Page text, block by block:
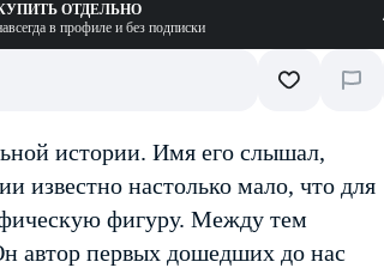
ОТДЕЛЬНО
в профиле и без подписки
истории. Имя его слышал,
известно настолько мало, что для
фигуру. Между тем
автор первых дошедших до нас